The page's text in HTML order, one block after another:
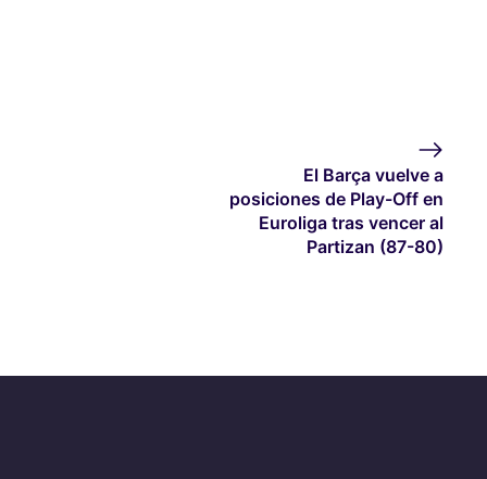
El Barça vuelve a
posiciones de Play-Off en
Euroliga tras vencer al
Partizan (87-80)